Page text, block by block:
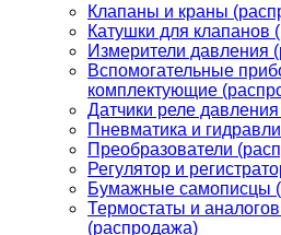
Клапаны и краны
Катушки для клапанов
Измерители давления
Вспомогательные
комплектующие
Датчики реле
Пневматика и
Преобразователи
Регулятор и
Бумажные самописцы
Термостаты и
(распродажа)